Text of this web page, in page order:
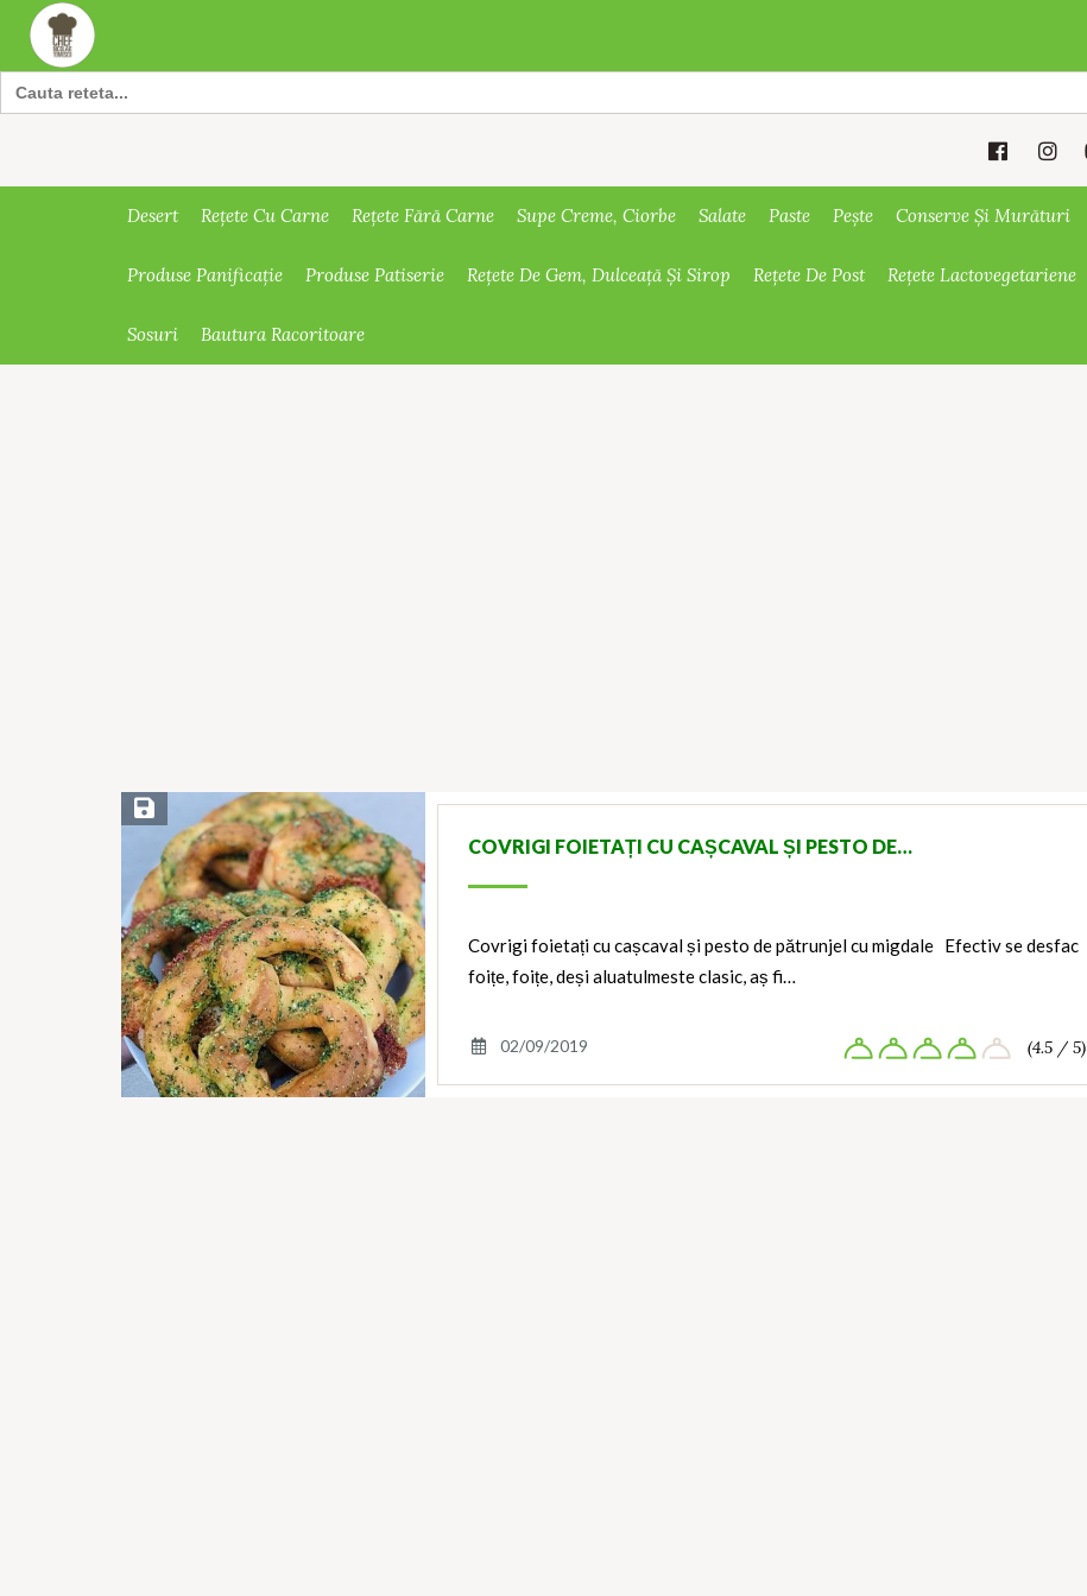
Search
for:
Desert Rețete Cu Carne Rețete Fără Carne Supe Creme, Ciorbe Salate Paste Pește Conserve Și Murături
Produse Panificație Produse Patiserie Rețete De Gem, Dulceață Și Sirop Rețete De Post Rețete Lactovegetariene
Sosuri Bautura Racoritoare
Save Recipe
COVRIGI FOIETAȚI CU CAȘCAVAL ȘI PESTO DE…
Covrigi foietați cu cașcaval și pesto de pătrunjel cu migdale Efectiv se desfac
foițe, foițe, deși aluatulmeste clasic, aș fi…
02/09/2019 (4.5 / 5)